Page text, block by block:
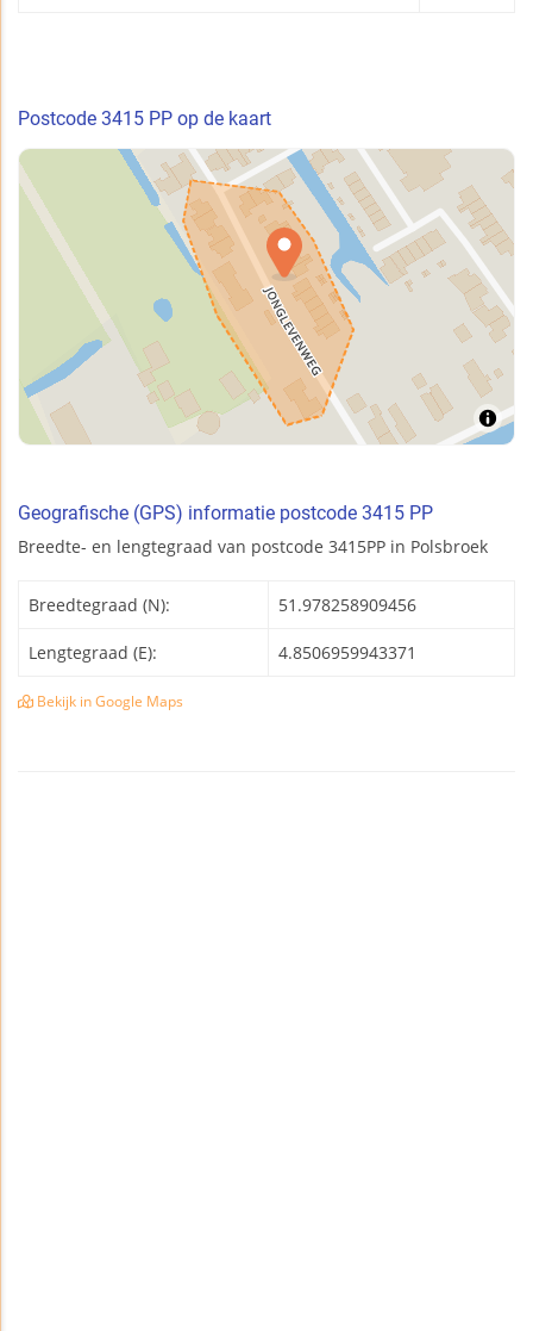
Postcode 3415 PP op de kaart
Geografische (GPS) informatie postcode 3415 PP
Breedte- en lengtegraad van postcode 3415PP in Polsbroek
Breedtegraad (N): 51.978258909456
Lengtegraad (E): 4.8506959943371
Bekijk in Google Maps